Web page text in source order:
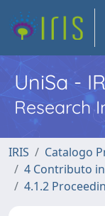
UniSa -
Research
IRIS
Catalogo
4 Contributo
4.1.2